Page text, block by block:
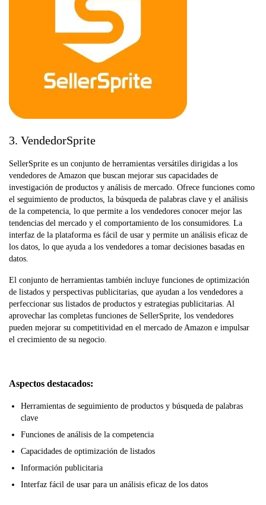
3. VendedorSprite
SellerSprite es un conjunto de herramientas versátiles dirigidas a los
vendedores de Amazon que buscan mejorar sus capacidades de
investigación de productos y análisis de mercado. Ofrece funciones como
el seguimiento de productos, la búsqueda de palabras clave y el análisis
de la competencia, lo que permite a los vendedores conocer mejor las
tendencias del mercado y el comportamiento de los consumidores. La
interfaz de la plataforma es fácil de usar y permite un análisis eficaz de
los datos, lo que ayuda a los vendedores a tomar decisiones basadas en
datos.
El conjunto de herramientas también incluye funciones de optimización
de listados y perspectivas publicitarias, que ayudan a los vendedores a
perfeccionar sus listados de productos y estrategias publicitarias. Al
aprovechar las completas funciones de SellerSprite, los vendedores
pueden mejorar su competitividad en el mercado de Amazon e impulsar
el crecimiento de su negocio.
Aspectos destacados:
Herramientas de seguimiento de productos y búsqueda de palabras
clave
Funciones de análisis de la competencia
Capacidades de optimización de listados
Información publicitaria
Interfaz fácil de usar para un análisis eficaz de los datos